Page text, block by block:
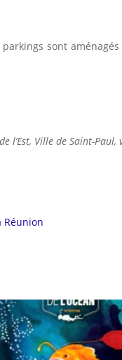
sont
l’Est, Ville de Saint-Paul,
Réunion